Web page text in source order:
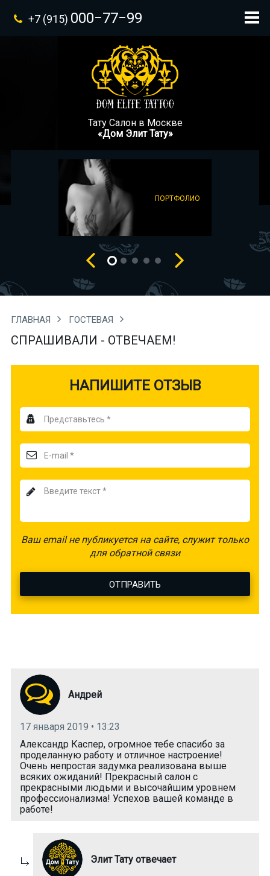
+7 (915) 000−77−99
Тату Салон в Москве
«Дом Элит Тату»
ПОРТФОЛИО
ГЛАВНАЯ ГОСТЕВАЯ
СПРАШИВАЛИ - ОТВЕЧАЕМ!
НАПИШИТЕ ОТЗЫВ
Антиспам
удалять!
Ваш email не публикуется на сайте, служит только
для обратной связи
ОТПРАВИТЬ
Андрей
17 января 2019 • 13:23
Александр Каспер, огромное тебе спасибо за
проделанную работу и отличное настроение!
Очень непростая задумка реализована выше
всяких ожиданий! Прекрасный салон с
прекрасными людьми и высочайшим уровнем
профессионализма! Успехов вашей команде в
работе!
Элит Тату отвечает